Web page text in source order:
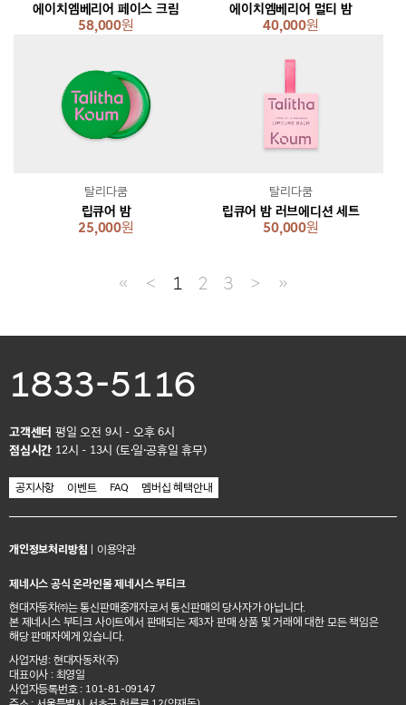
에이치엠베리어 페이스 크림
58,000원
에이치엠베리어 멀티 밤
40,000원
립큐어 밤
25,000원
탈리다쿰
립큐어 밤 러브에디션 세트
50,000원
탈리다쿰
≪ ＜ 1 2 3 ＞ ≫
1833-5116
고객센터 평일 오전 9시 - 오후 6시
점심시간 12시 - 13시 (토·일·공휴일 휴무)
공지사항 이벤트 FAQ 멤버십 혜택안내
개인정보처리방침 이용약관
제네시스 공식 온라인몰 제네시스 부티크
현대자동차㈜는 통신판매중개자로서 통신판매의 당사자가 아닙니다.
본 제네시스 부티크 사이트에서 판매되는 제3자 판매 상품 및 거래에 대한 모든 책임은
해당 판매자에게 있습니다.
사업자명: 현대자동차(주)
대표이사 : 최영일
사업자등록번호 : 101-81-09147